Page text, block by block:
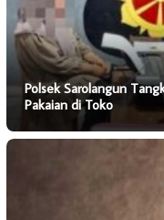
Polsek Sarolangun
Pakaian di Toko